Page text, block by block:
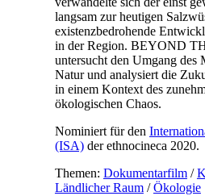
langsam zur heutigen
existenzbedrohende
in der Region. BEYOND
untersucht den Umgang des
Natur und analysiert die
in einem Kontext des
ökologischen Chaos.
Nominiert für den
(ISA)der ethnocineca 2020.
Themen: Dokumentarfilm/
Ländlicher Raum/Ökologie